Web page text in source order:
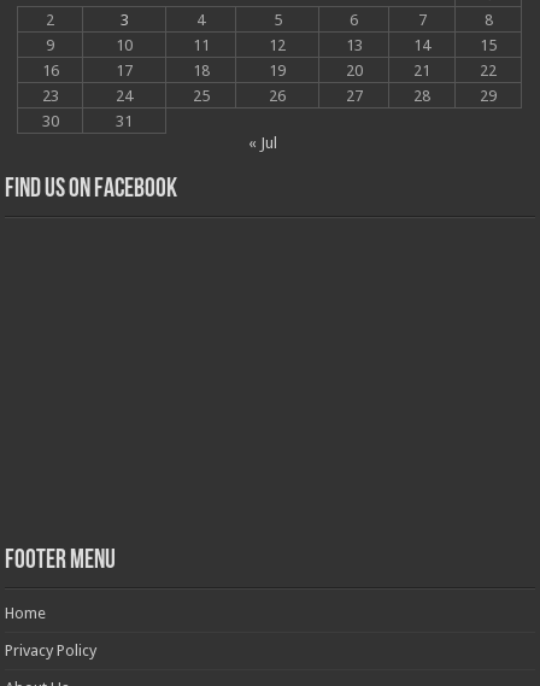
2
3 4 5 6 7
8
9
10 11 12 13 14
15
16
17 18 19 20 21
22
23
24 25 26 27 28
29
30
31
« Jul
Find us on Facebook
Footer Menu
Home
Privacy Policy